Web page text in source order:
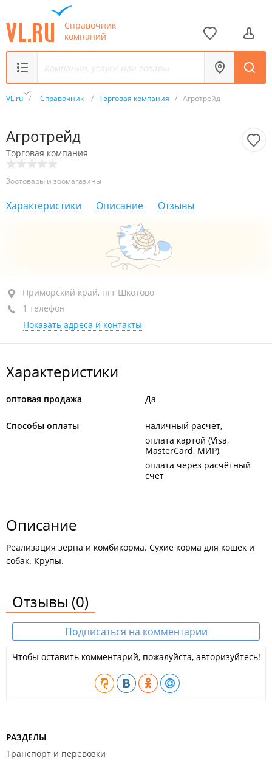
Справочник
компаний
VL.ru / Справочник / Торговая компания / Агротрейд
Агротрейд
Торговая компания
Зоотовары и зоомагазины
Характеристики Описание Отзывы
Приморский край, пгт Шкотово, ул. Ленинская, 70
+7 902 522-61-98
открыто: 09:00–16:00
Приморский край, пгт Шкотово
1 телефон
Показать адреса и контакты
Характеристики
оптовая продажа Да
Способы оплаты
наличный расчёт
оплата картой (Visa,
MasterCard, МИР)
оплата через расчётный
счёт
Описание
Реализация зерна и комбикорма. Сухие корма для кошек и
собак. Крупы.
Отзывы (0)
Подписаться на комментарии
Чтобы оставить комментарий, пожалуйста, авторизуйтесь!
РАЗДЕЛЫ
Транспорт и перевозки